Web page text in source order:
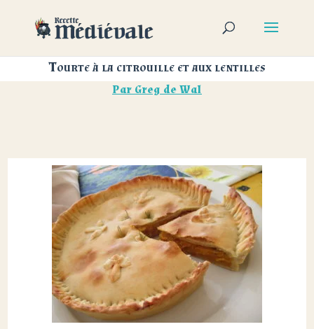
Tourte à la citrouille et aux lentilles
Par Greg de Wal